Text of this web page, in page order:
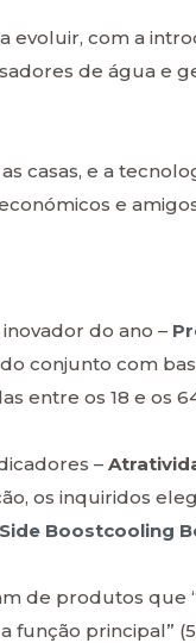
evoluir, com a
de água e
casas, e a
e
do ano –
conjunto com
entre os 18 e os
–
os inquiridos
Boostcooling
de produtos que
principal”